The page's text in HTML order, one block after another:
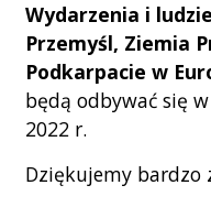
Wydarzenia i
Przemyśl, Ziemia
Podkarpacie w
będą odbywać się
2022 r.
Dziękujemy bardzo